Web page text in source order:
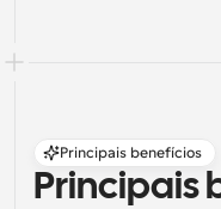
Principais benefícios
Principais